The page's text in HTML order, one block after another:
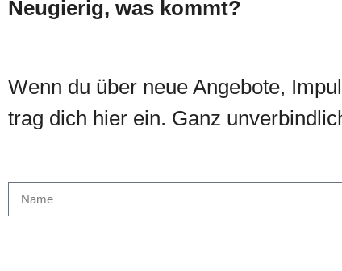
h
e
n
Neugierig, was kommt?
Wenn du über neue Angebote,
trag dich hier ein. Ganz